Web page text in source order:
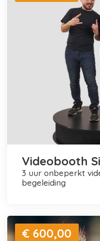
Videobooth
3 uur onbeperkt video's maken + personele
begeleiding
€ 600,00